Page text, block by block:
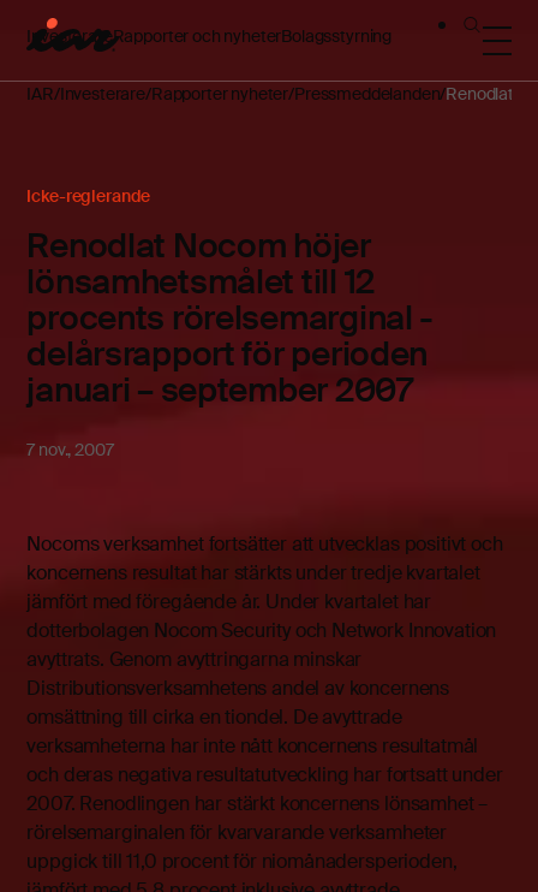
InvesterareRapporter och nyheterBolagsstyrning
IAR Investerare Rapporter nyheter Pressmeddelanden Renodlat
Icke-reglerande
Renodlat Nocom höjer
lönsamhetsmålet till 12
procents rörelsemarginal -
delårsrapport för perioden
januari – september 2007
7 nov., 2007
Nocoms verksamhet fortsätter att utvecklas positivt och
koncernens resultat har stärkts under tredje kvartalet
jämfört med föregående år. Under kvartalet har
dotterbolagen Nocom Security och Network Innovation
avyttrats. Genom avyttringarna minskar
Distributionsverksamhetens andel av koncernens
omsättning till cirka en tiondel. De avyttrade
verksamheterna har inte nått koncernens resultatmål
och deras negativa resultatutveckling har fortsatt under
2007. Renodlingen har stärkt koncernens lönsamhet –
rörelsemarginalen för kvarvarande verksamheter
uppgick till 11,0 procent för niomånadersperioden,